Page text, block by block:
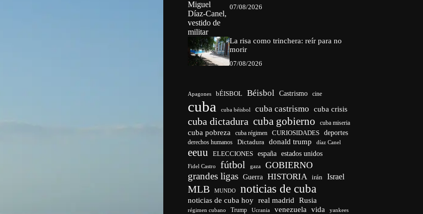
07/08/2026
La risa como trinchera: reír para no
morir
07/08/2026
Apagones bÉISBOL Béisbol Castrismo cine
cuba cuba béisbol cuba castrismo cuba crisis
cuba dictadura cuba gobierno cuba miseria
cuba pobreza cuba régimen CURIOSIDADES deportes
derechos humanos Dictadura donald trump díaz Canel
eeuu ELECCIONES españa estados unidos
Fidel Castro fútbol gaza GOBIERNO
grandes ligas Guerra HISTORIA irán Israel
MLB MUNDO noticias de cuba
noticias de cuba hoy real madrid Rusia
régimen cubano Trump Ucrania venezuela vida yankees